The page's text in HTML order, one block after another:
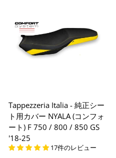
Tappezzeria Italia - 純正シー
ト用カバー NYALA (コンフォ
ート) F 750 / 800 / 850 GS
'18-25
17件のレビュー